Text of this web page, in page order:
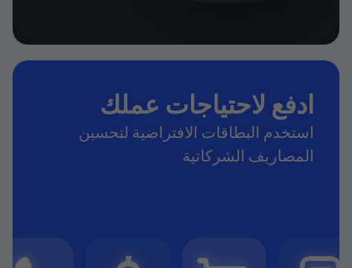
ادفع لاحتياجات عملك
استخدم البطاقات الافتراضية لتحسين
المصاريف الشركاتية